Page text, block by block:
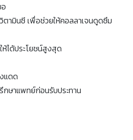
ตามินซี เพื่อช่วยให้คอลลาเจนดูดซึม
ได้ประโยชน์สูงสุด
แดด
กษาแพทย์ก่อนรับประทาน